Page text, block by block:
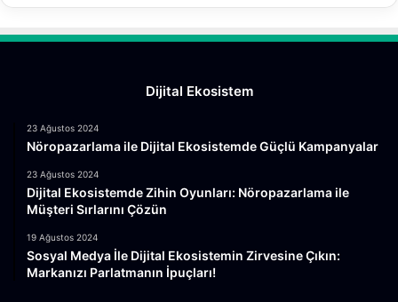
Dijital Ekosistem
23 Ağustos 2024
Nöropazarlama ile Dijital Ekosistemde Güçlü Kampanyalar
23 Ağustos 2024
Dijital Ekosistemde Zihin Oyunları: Nöropazarlama ile
Müşteri Sırlarını Çözün
19 Ağustos 2024
Sosyal Medya İle Dijital Ekosistemin Zirvesine Çıkın:
Markanızı Parlatmanın İpuçları!